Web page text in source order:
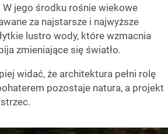
jego środku rośnie wiekowe
za najstarsze i najwyższe
lustro wody, które wzmacnia
zmieniające się światło.
widać, że architektura pełni rolę
pozostaje natura, a projekt